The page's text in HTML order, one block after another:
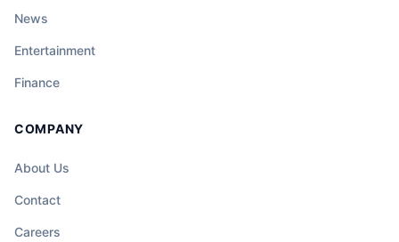
News
Entertainment
Finance
COMPANY
About Us
Contact
Careers